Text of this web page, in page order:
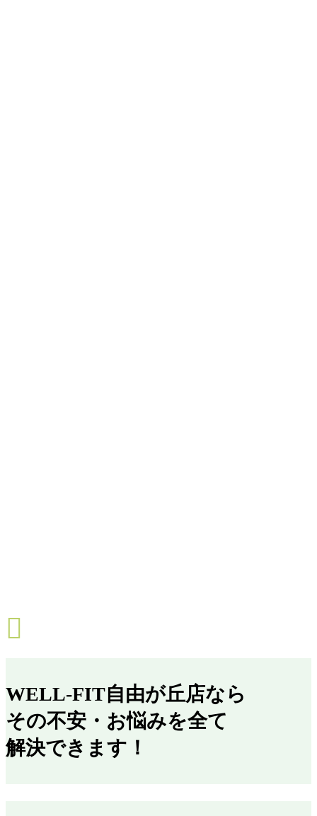
WELL-FIT自由が丘店なら
その不安・お悩みを全て
解決できます！